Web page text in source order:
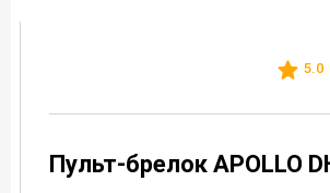
5.0
Пульт-брелок APOLLO